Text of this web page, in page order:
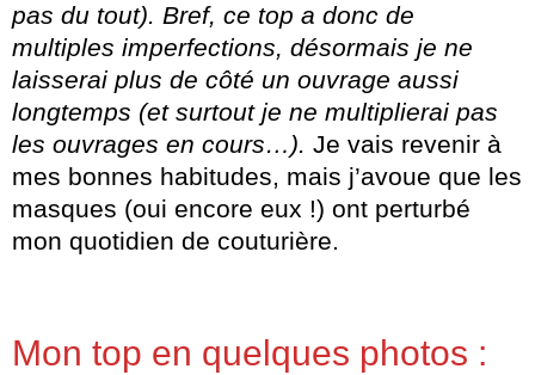
pas du tout). Bref, ce top a donc de
multiples imperfections, désormais je ne
laisserai plus de côté un ouvrage aussi
longtemps (et surtout je ne multiplierai pas
les ouvrages en cours…). Je vais revenir à
mes bonnes habitudes, mais j’avoue que les
masques (oui encore eux !) ont perturbé
mon quotidien de couturière.
Mon top en quelques photos :